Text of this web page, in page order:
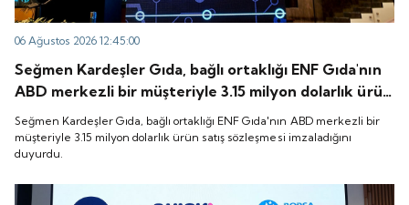
06 Ağustos 2026 12:45:00
Seğmen Kardeşler Gıda, bağlı ortaklığı ENF Gıda'nın
ABD merkezli bir müşteriyle 3.15 milyon dolarlık ürün
satış sözleşmesi imzaladığını duyurdu.
Seğmen Kardeşler Gıda, bağlı ortaklığı ENF Gıda'nın ABD merkezli bir
müşteriyle 3.15 milyon dolarlık ürün satış sözleşmesi imzaladığını
duyurdu.